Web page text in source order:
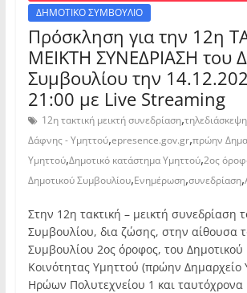
ΔΗΜΟΤΙΚΟ ΣΥΜΒΟΥΛΙΟ
Πρόσκληση για την 12η
ΜΕΙΚΤΗ ΣΥΝΕΔΡΙΑΣΗ του
Συμβουλίου την
21:00 με Live Streaming
12η τακτική μεικτή συνεδρίαση,τηλεδιάσκεψη
Δάφνης - Υμηττού,epresence.gov.gr,πρώην
Υμηττού,Δημοτικό κατάστημα Υμηττού,2ος
Δημοτικού Συμβουλίου,Ενημέρωση,συνεδρίαση,
Στην 12η τακτική – μεικτή συνεδρίαση
Συμβουλίου, δια ζώσης, στην αίθουσα
Συμβουλίου 2ος όροφος, του Δημοτικού
Κοινότητας Υμηττού (πρώην Δημαρχείο
Ηρώων Πολυτεχνείου 1 και ταυτόχρονα